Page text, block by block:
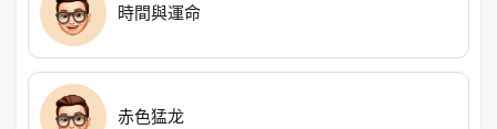
時間與運命
赤色猛龙